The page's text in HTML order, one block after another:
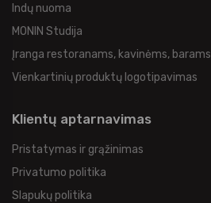
Indų nuoma
MONIN Studija
Įranga restoranams, kavinėms, barams
Vienkartinių produktų logotipavimas
Klientų aptarnavimas
Pristatymas ir grąžinimas
Privatumo politika
Slapukų politika